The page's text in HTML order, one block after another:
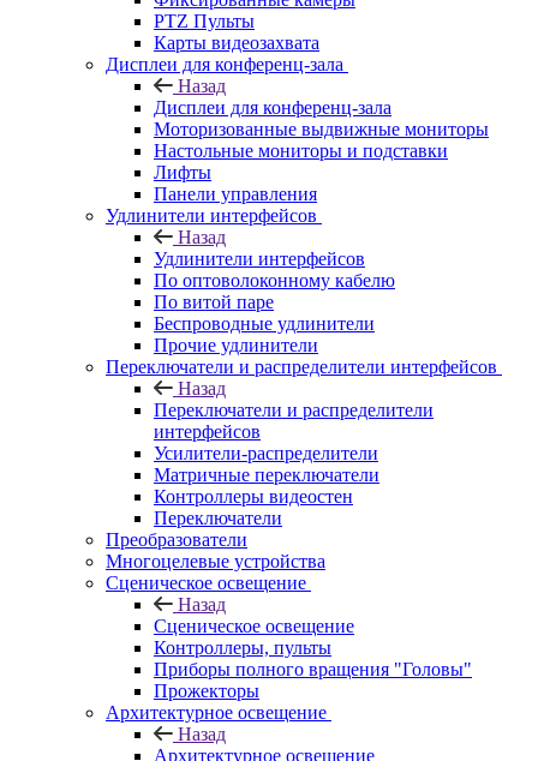
PTZ Пульты
Карты видеозахвата
Дисплеи для конференц-зала
Назад
Дисплеи для конференц-зала
Моторизованные выдвижные мониторы
Настольные мониторы и подставки
Лифты
Панели управления
Удлинители интерфейсов
Назад
Удлинители интерфейсов
По оптоволоконному кабелю
По витой паре
Беспроводные удлинители
Прочие удлинители
Переключатели и распределители интерфейсов
Назад
Переключатели и распределители
интерфейсов
Усилители-распределители
Матричные переключатели
Контроллеры видеостен
Переключатели
Преобразователи
Многоцелевые устройства
Сценическое освещение
Назад
Сценическое освещение
Контроллеры, пульты
Приборы полного вращения "Головы"
Прожекторы
Архитектурное освещение
Назад
Архитектурное освещение